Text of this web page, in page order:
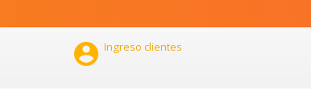
 Ingreso clientes